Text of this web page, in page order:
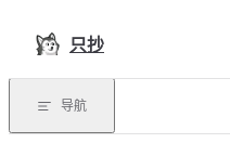
只抄
导航